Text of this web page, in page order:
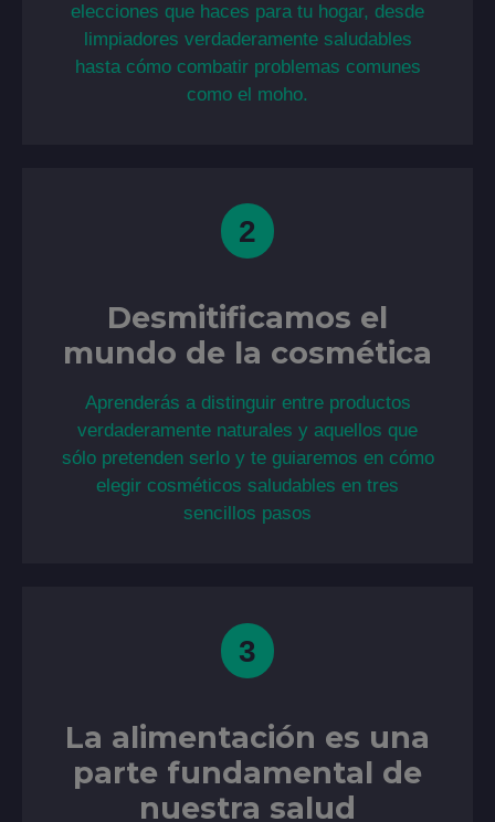
elecciones que haces para tu hogar, desde
limpiadores verdaderamente saludables
hasta cómo combatir problemas comunes
como el moho.
2
Desmitificamos el
mundo de la cosmética
Aprenderás a distinguir entre productos
verdaderamente naturales y aquellos que
sólo pretenden serlo y te guiaremos en cómo
elegir cosméticos saludables en tres
sencillos pasos
3
La alimentación es una
parte fundamental de
nuestra salud